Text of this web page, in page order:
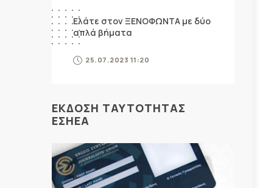
Ελάτε στον ΞΕΝΟΦΩΝΤΑ με δύο
απλά βήματα
25.07.2023 11:20
ΕΚΔΟΣΗ ΤΑΥΤΟΤΗΤΑΣ
ΕΣΗΕΑ